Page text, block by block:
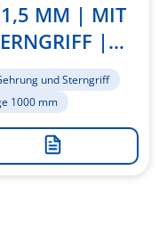
1,5 MM | MIT
|
1000 MM
und Sterngriff
1000 mm
Zur